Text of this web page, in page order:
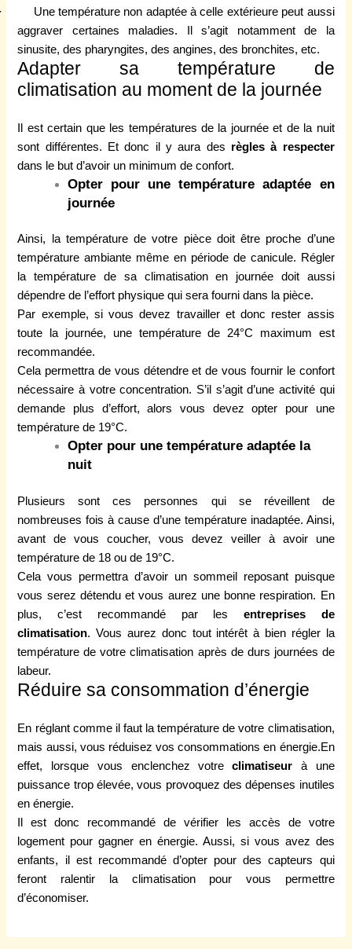
Une température non adaptée à celle extérieure peut aussi
aggraver certaines maladies. Il s’agit notamment de la
sinusite, des pharyngites, des angines, des bronchites, etc.
Adapter sa température de
climatisation au moment de la journée
Il est certain que les températures de la journée et de la nuit
sont différentes. Et donc il y aura des règles à respecter
dans le but d’avoir un minimum de confort.
Opter pour une température adaptée en
journée
Ainsi, la température de votre pièce doit être proche d’une
température ambiante même en période de canicule. Régler
la température de sa climatisation en journée doit aussi
dépendre de l’effort physique qui sera fourni dans la pièce.
Par exemple, si vous devez travailler et donc rester assis
toute la journée, une température de 24°C maximum est
recommandée.
Cela permettra de vous détendre et de vous fournir le confort
nécessaire à votre concentration. S’il s’agit d’une activité qui
demande plus d’effort, alors vous devez opter pour une
température de 19°C.
Opter pour une température adaptée la
nuit
Plusieurs sont ces personnes qui se réveillent de
nombreuses fois à cause d’une température inadaptée. Ainsi,
avant de vous coucher, vous devez veiller à avoir une
température de 18 ou de 19°C.
Cela vous permettra d’avoir un sommeil reposant puisque
vous serez détendu et vous aurez une bonne respiration. En
plus, c’est recommandé par les
entreprises de
climatisation. Vous aurez donc tout intérêt à bien régler la
température de votre climatisation après de durs journées de
labeur.
Réduire sa consommation d’énergie
En réglant comme il faut la température de votre climatisation,
mais aussi, vous réduisez vos consommations en énergie.En
effet, lorsque vous enclenchez votre
climatiseur à une
puissance trop élevée, vous provoquez des dépenses inutiles
en énergie.
Il est donc recommandé de vérifier les accès de votre
logement pour gagner en énergie. Aussi, si vous avez des
enfants, il est recommandé d’opter pour des capteurs qui
feront ralentir la climatisation pour vous permettre
d’économiser.